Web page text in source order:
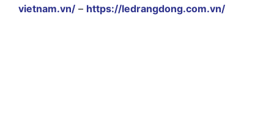
vietnam.vn/ – https://ledrangdong.com.vn/